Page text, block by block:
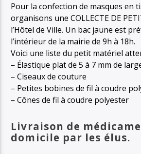
Pour la confection de masques en
organisons une COLLECTE DE
l’Hôtel de Ville. Un bac jaune est
l’intérieur de la mairie de 9h à 18h.
Voici une liste du petit matériel
– Élastique plat de 5 à 7 mm de
– Ciseaux de couture
– Petites bobines de fil à coudre
– Cônes de fil à coudre polyester
Livraison de
domicile par les élus.